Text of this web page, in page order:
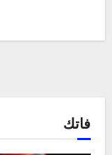
فاتك